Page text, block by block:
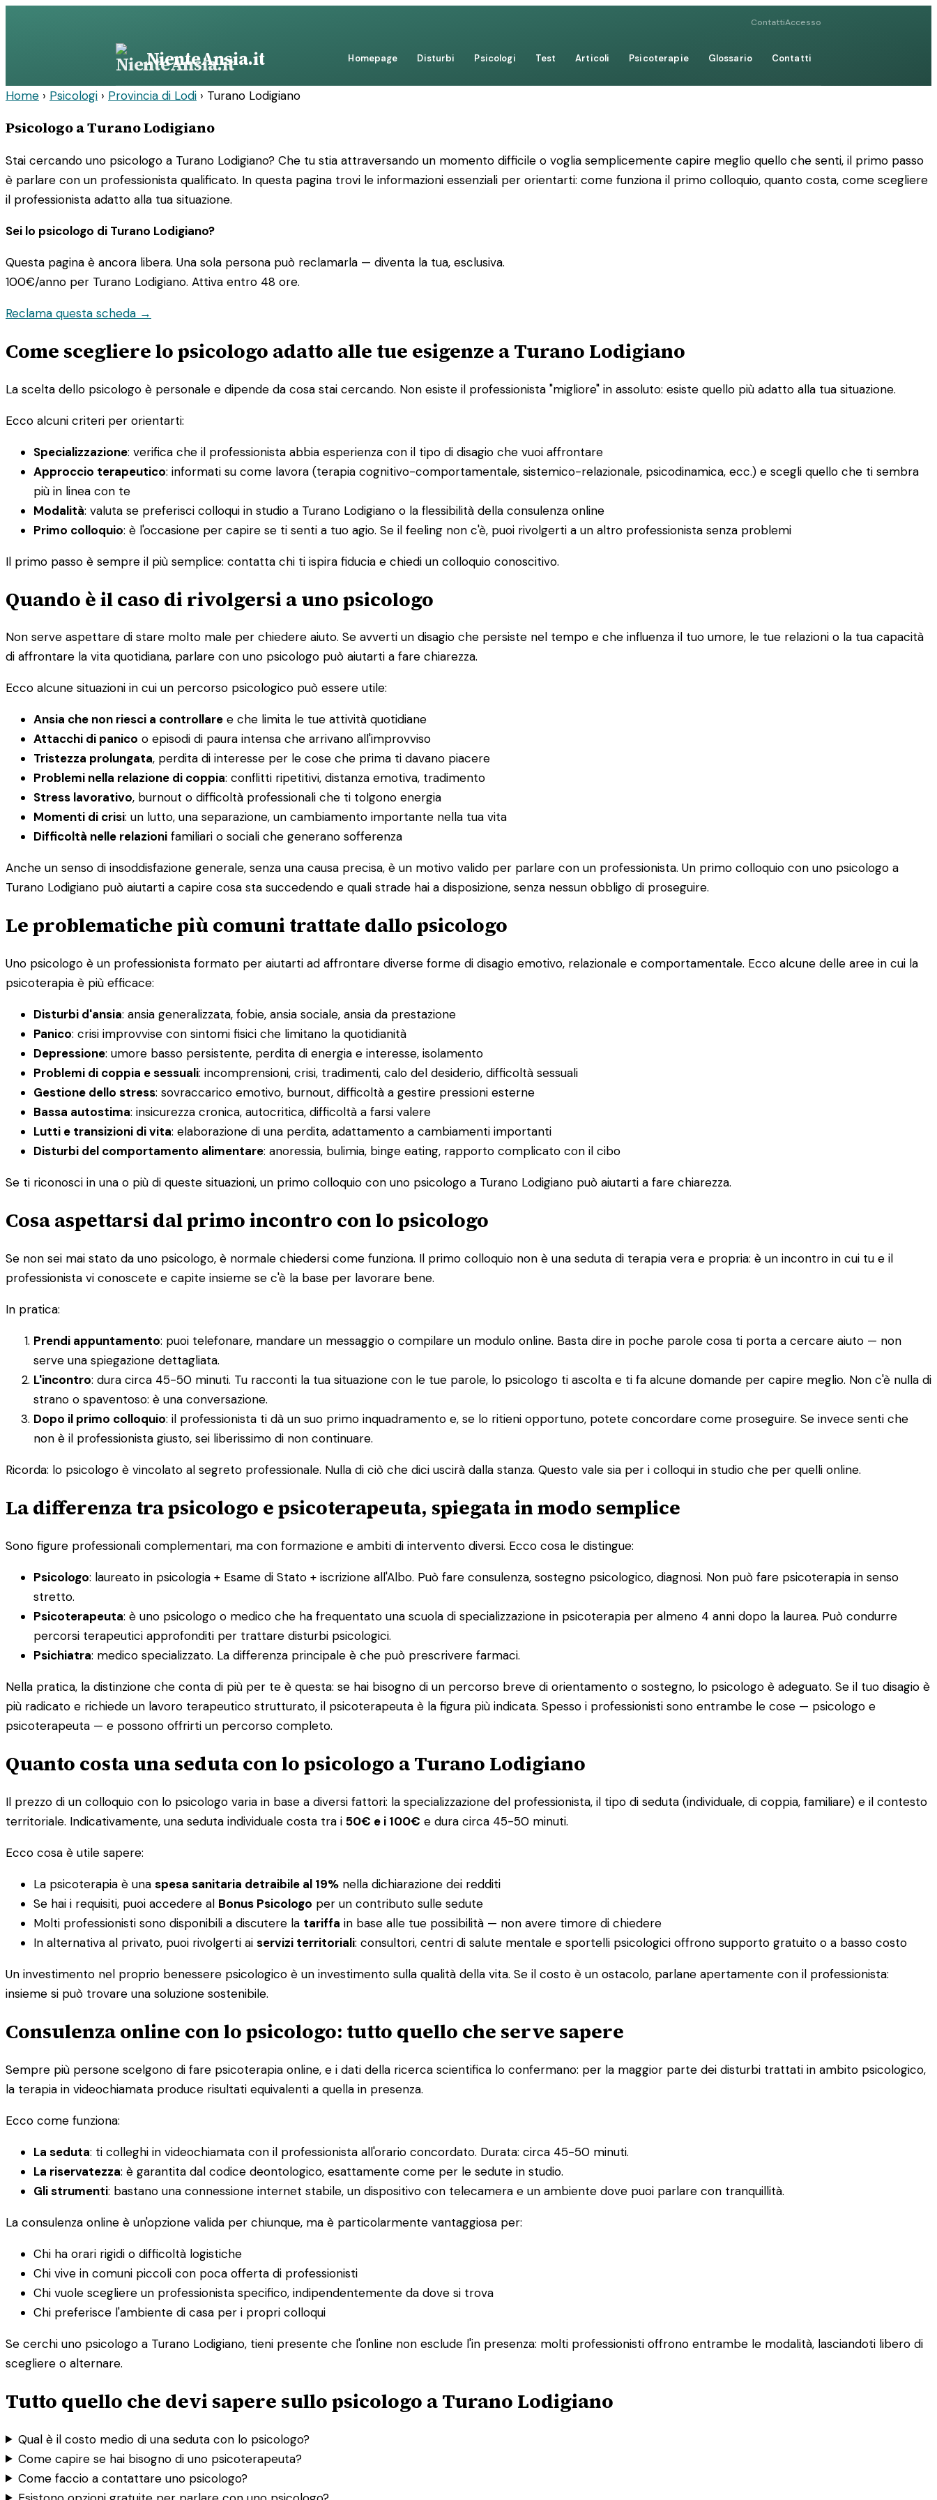
ContattiAccesso
NienteAnsia.it Homepage Disturbi Psicologi Test Articoli Psicoterapie Glossario Contatti
Home › Psicologi › Provincia di Lodi › Turano Lodigiano
Psicologo a Turano Lodigiano
Stai cercando uno psicologo a Turano Lodigiano? Che tu stia attraversando un momento difficile o voglia semplicemente capire meglio quello che senti, il primo passo
è parlare con un professionista qualificato. In questa pagina trovi le informazioni essenziali per orientarti: come funziona il primo colloquio, quanto costa, come scegliere
il professionista adatto alla tua situazione.
Sei lo psicologo di Turano Lodigiano?
Questa pagina è ancora libera. Una sola persona può reclamarla — diventa la tua, esclusiva.
100€/anno per Turano Lodigiano. Attiva entro 48 ore.
Reclama questa scheda →
Come scegliere lo psicologo adatto alle tue esigenze a Turano Lodigiano
La scelta dello psicologo è personale e dipende da cosa stai cercando. Non esiste il professionista "migliore" in assoluto: esiste quello più adatto alla tua situazione.
Ecco alcuni criteri per orientarti:
Specializzazione: verifica che il professionista abbia esperienza con il tipo di disagio che vuoi affrontare
Approccio terapeutico: informati su come lavora (terapia cognitivo-comportamentale, sistemico-relazionale, psicodinamica, ecc.) e scegli quello che ti sembra
più in linea con te
Modalità: valuta se preferisci colloqui in studio a Turano Lodigiano o la flessibilità della consulenza online
Primo colloquio: è l'occasione per capire se ti senti a tuo agio. Se il feeling non c'è, puoi rivolgerti a un altro professionista senza problemi
Il primo passo è sempre il più semplice: contatta chi ti ispira fiducia e chiedi un colloquio conoscitivo.
Quando è il caso di rivolgersi a uno psicologo
Non serve aspettare di stare molto male per chiedere aiuto. Se avverti un disagio che persiste nel tempo e che influenza il tuo umore, le tue relazioni o la tua capacità
di affrontare la vita quotidiana, parlare con uno psicologo può aiutarti a fare chiarezza.
Ecco alcune situazioni in cui un percorso psicologico può essere utile:
Ansia che non riesci a controllare e che limita le tue attività quotidiane
Attacchi di panico o episodi di paura intensa che arrivano all'improvviso
Tristezza prolungata, perdita di interesse per le cose che prima ti davano piacere
Problemi nella relazione di coppia: conflitti ripetitivi, distanza emotiva, tradimento
Stress lavorativo, burnout o difficoltà professionali che ti tolgono energia
Momenti di crisi: un lutto, una separazione, un cambiamento importante nella tua vita
Difficoltà nelle relazioni familiari o sociali che generano sofferenza
Anche un senso di insoddisfazione generale, senza una causa precisa, è un motivo valido per parlare con un professionista. Un primo colloquio con uno psicologo a
Turano Lodigiano può aiutarti a capire cosa sta succedendo e quali strade hai a disposizione, senza nessun obbligo di proseguire.
Le problematiche più comuni trattate dallo psicologo
Uno psicologo è un professionista formato per aiutarti ad affrontare diverse forme di disagio emotivo, relazionale e comportamentale. Ecco alcune delle aree in cui la
psicoterapia è più efficace:
Disturbi d'ansia: ansia generalizzata, fobie, ansia sociale, ansia da prestazione
Panico: crisi improvvise con sintomi fisici che limitano la quotidianità
Depressione: umore basso persistente, perdita di energia e interesse, isolamento
Problemi di coppia e sessuali: incomprensioni, crisi, tradimenti, calo del desiderio, difficoltà sessuali
Gestione dello stress: sovraccarico emotivo, burnout, difficoltà a gestire pressioni esterne
Bassa autostima: insicurezza cronica, autocritica, difficoltà a farsi valere
Lutti e transizioni di vita: elaborazione di una perdita, adattamento a cambiamenti importanti
Disturbi del comportamento alimentare: anoressia, bulimia, binge eating, rapporto complicato con il cibo
Se ti riconosci in una o più di queste situazioni, un primo colloquio con uno psicologo a Turano Lodigiano può aiutarti a fare chiarezza.
Cosa aspettarsi dal primo incontro con lo psicologo
Se non sei mai stato da uno psicologo, è normale chiedersi come funziona. Il primo colloquio non è una seduta di terapia vera e propria: è un incontro in cui tu e il
professionista vi conoscete e capite insieme se c'è la base per lavorare bene.
In pratica:
Prendi appuntamento: puoi telefonare, mandare un messaggio o compilare un modulo online. Basta dire in poche parole cosa ti porta a cercare aiuto — non
serve una spiegazione dettagliata.
L'incontro: dura circa 45-50 minuti. Tu racconti la tua situazione con le tue parole, lo psicologo ti ascolta e ti fa alcune domande per capire meglio. Non c'è nulla di
strano o spaventoso: è una conversazione.
Dopo il primo colloquio: il professionista ti dà un suo primo inquadramento e, se lo ritieni opportuno, potete concordare come proseguire. Se invece senti che
non è il professionista giusto, sei liberissimo di non continuare.
Ricorda: lo psicologo è vincolato al segreto professionale. Nulla di ciò che dici uscirà dalla stanza. Questo vale sia per i colloqui in studio che per quelli online.
La differenza tra psicologo e psicoterapeuta, spiegata in modo semplice
Sono figure professionali complementari, ma con formazione e ambiti di intervento diversi. Ecco cosa le distingue:
Psicologo: laureato in psicologia + Esame di Stato + iscrizione all'Albo. Può fare consulenza, sostegno psicologico, diagnosi. Non può fare psicoterapia in senso
stretto.
Psicoterapeuta: è uno psicologo o medico che ha frequentato una scuola di specializzazione in psicoterapia per almeno 4 anni dopo la laurea. Può condurre
percorsi terapeutici approfonditi per trattare disturbi psicologici.
Psichiatra: medico specializzato. La differenza principale è che può prescrivere farmaci.
Nella pratica, la distinzione che conta di più per te è questa: se hai bisogno di un percorso breve di orientamento o sostegno, lo psicologo è adeguato. Se il tuo disagio è
più radicato e richiede un lavoro terapeutico strutturato, il psicoterapeuta è la figura più indicata. Spesso i professionisti sono entrambe le cose — psicologo e
psicoterapeuta — e possono offrirti un percorso completo.
Quanto costa una seduta con lo psicologo a Turano Lodigiano
Il prezzo di un colloquio con lo psicologo varia in base a diversi fattori: la specializzazione del professionista, il tipo di seduta (individuale, di coppia, familiare) e il contesto
territoriale. Indicativamente, una seduta individuale costa tra i 50€ e i 100€ e dura circa 45-50 minuti.
Ecco cosa è utile sapere:
La psicoterapia è una spesa sanitaria detraibile al 19% nella dichiarazione dei redditi
Se hai i requisiti, puoi accedere al Bonus Psicologo per un contributo sulle sedute
Molti professionisti sono disponibili a discutere la tariffa in base alle tue possibilità — non avere timore di chiedere
In alternativa al privato, puoi rivolgerti ai servizi territoriali: consultori, centri di salute mentale e sportelli psicologici offrono supporto gratuito o a basso costo
Un investimento nel proprio benessere psicologico è un investimento sulla qualità della vita. Se il costo è un ostacolo, parlane apertamente con il professionista:
insieme si può trovare una soluzione sostenibile.
Consulenza online con lo psicologo: tutto quello che serve sapere
Sempre più persone scelgono di fare psicoterapia online, e i dati della ricerca scientifica lo confermano: per la maggior parte dei disturbi trattati in ambito psicologico,
la terapia in videochiamata produce risultati equivalenti a quella in presenza.
Ecco come funziona:
La seduta: ti colleghi in videochiamata con il professionista all'orario concordato. Durata: circa 45-50 minuti.
La riservatezza: è garantita dal codice deontologico, esattamente come per le sedute in studio.
Gli strumenti: bastano una connessione internet stabile, un dispositivo con telecamera e un ambiente dove puoi parlare con tranquillità.
La consulenza online è un'opzione valida per chiunque, ma è particolarmente vantaggiosa per:
Chi ha orari rigidi o difficoltà logistiche
Chi vive in comuni piccoli con poca offerta di professionisti
Chi vuole scegliere un professionista specifico, indipendentemente da dove si trova
Chi preferisce l'ambiente di casa per i propri colloqui
Se cerchi uno psicologo a Turano Lodigiano, tieni presente che l'online non esclude l'in presenza: molti professionisti offrono entrambe le modalità, lasciandoti libero di
scegliere o alternare.
Tutto quello che devi sapere sullo psicologo a Turano Lodigiano
Qual è il costo medio di una seduta con lo psicologo?
Come capire se hai bisogno di uno psicoterapeuta?
Come faccio a contattare uno psicologo?